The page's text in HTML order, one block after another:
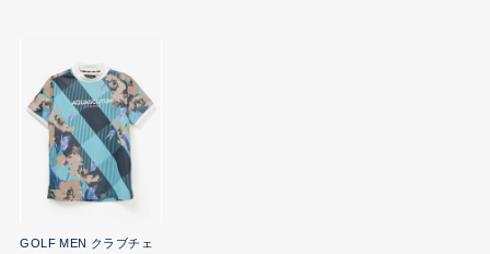
GOLF MEN クラブチェ